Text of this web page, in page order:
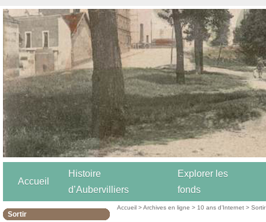
Accueil
Histoire
d’Aubervilliers
Explorer les
fonds
Sortir
Accueil >Archives en ligne > 10 ans d’Internet >Sortir